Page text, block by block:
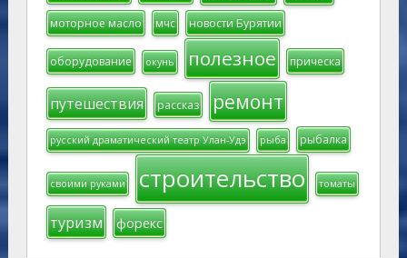
моторное масло мчс новости Бурятии
оборудование окунь полезное прическа
путешествия рассказ ремонт
русский драматический театр Улан-Удэ рыба рыбалка
своими руками строительство томаты
туризм форекс